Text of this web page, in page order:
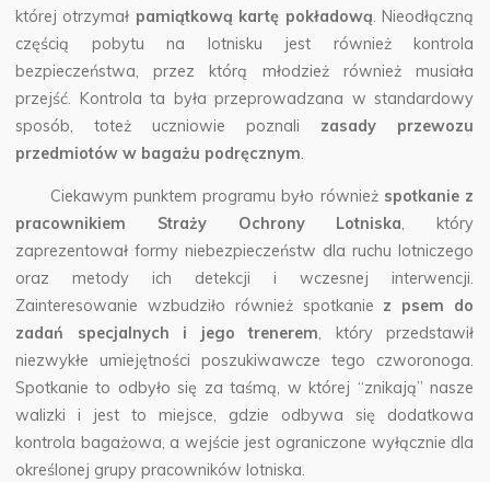
której otrzymał pamiątkową kartę pokładową. Nieodłączną
częścią pobytu na lotnisku jest również kontrola
bezpieczeństwa, przez którą młodzież również musiała
przejść. Kontrola ta była przeprowadzana w standardowy
sposób, toteż uczniowie poznali zasady przewozu
przedmiotów w bagażu podręcznym.
Ciekawym punktem programu było również spotkanie z
pracownikiem Straży Ochrony Lotniska, który
zaprezentował formy niebezpieczeństw dla ruchu lotniczego
oraz metody ich detekcji i wczesnej interwencji.
Zainteresowanie wzbudziło również spotkanie z psem do
zadań specjalnych i jego trenerem, który przedstawił
niezwykłe umiejętności poszukiwawcze tego czworonoga.
Spotkanie to odbyło się za taśmą, w której “znikają” nasze
walizki i jest to miejsce, gdzie odbywa się dodatkowa
kontrola bagażowa, a wejście jest ograniczone wyłącznie dla
określonej grupy pracowników lotniska.